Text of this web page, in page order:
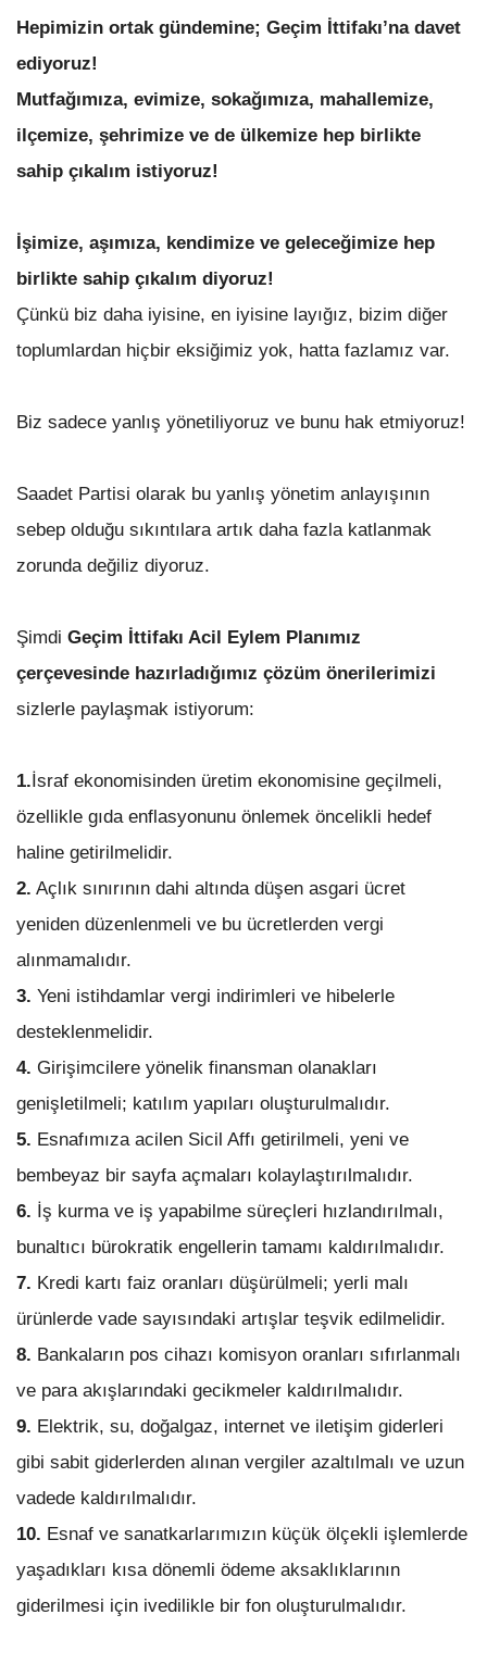
Hepimizin ortak gündemine; Geçim İttifakı’na davet
ediyoruz!
Mutfağımıza, evimize, sokağımıza, mahallemize,
ilçemize, şehrimize ve de ülkemize hep birlikte
sahip çıkalım istiyoruz!
İşimize, aşımıza, kendimize ve geleceğimize hep
birlikte sahip çıkalım diyoruz!
Çünkü biz daha iyisine, en iyisine layığız, bizim diğer
toplumlardan hiçbir eksiğimiz yok, hatta fazlamız var.
Biz sadece yanlış yönetiliyoruz ve bunu hak etmiyoruz!
Saadet Partisi olarak bu yanlış yönetim anlayışının
sebep olduğu sıkıntılara artık daha fazla katlanmak
zorunda değiliz diyoruz.
Şimdi Geçim İttifakı Acil Eylem Planımız
çerçevesinde hazırladığımız çözüm önerilerimizi
sizlerle paylaşmak istiyorum:
1.İsraf ekonomisinden üretim ekonomisine geçilmeli,
özellikle gıda enflasyonunu önlemek öncelikli hedef
haline getirilmelidir.
2. Açlık sınırının dahi altında düşen asgari ücret
yeniden düzenlenmeli ve bu ücretlerden vergi
alınmamalıdır.
3. Yeni istihdamlar vergi indirimleri ve hibelerle
desteklenmelidir.
4. Girişimcilere yönelik finansman olanakları
genişletilmeli; katılım yapıları oluşturulmalıdır.
5. Esnafımıza acilen Sicil Affı getirilmeli, yeni ve
bembeyaz bir sayfa açmaları kolaylaştırılmalıdır.
6. İş kurma ve iş yapabilme süreçleri hızlandırılmalı,
bunaltıcı bürokratik engellerin tamamı kaldırılmalıdır.
7. Kredi kartı faiz oranları düşürülmeli; yerli malı
ürünlerde vade sayısındaki artışlar teşvik edilmelidir.
8. Bankaların pos cihazı komisyon oranları sıfırlanmalı
ve para akışlarındaki gecikmeler kaldırılmalıdır.
9. Elektrik, su, doğalgaz, internet ve iletişim giderleri
gibi sabit giderlerden alınan vergiler azaltılmalı ve uzun
vadede kaldırılmalıdır.
10. Esnaf ve sanatkarlarımızın küçük ölçekli işlemlerde
yaşadıkları kısa dönemli ödeme aksaklıklarının
giderilmesi için ivedilikle bir fon oluşturulmalıdır.